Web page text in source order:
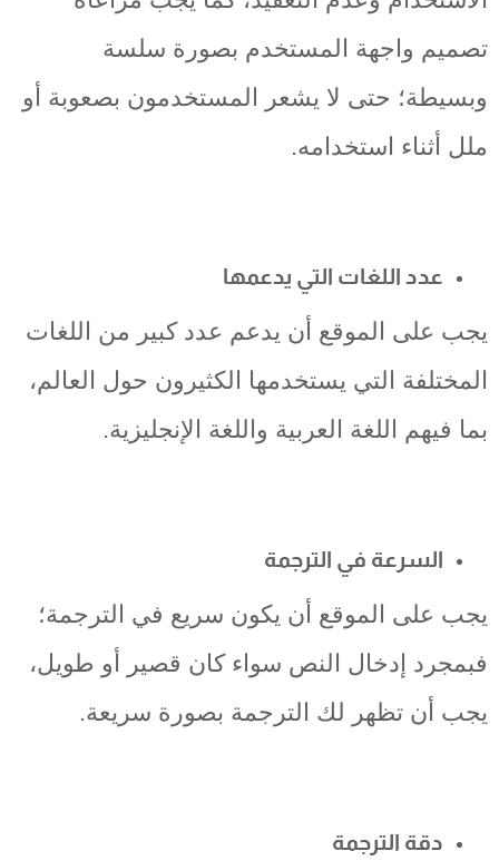
تصميم واجهة المستخدم بصورة سلسة
وبسيطة؛ حتى لا يشعر المستخدمون بصعوبة أو
ملل أثناء استخدامه.
عدد اللغات التي يدعمها
يجب على الموقع أن يدعم عدد كبير من اللغات
المختلفة التي يستخدمها الكثيرون حول العالم،
بما فيهم اللغة العربية واللغة الإنجليزية.
السرعة في الترجمة
يجب على الموقع أن يكون سريع في الترجمة؛
فبمجرد إدخال النص سواء كان قصير أو طويل،
يجب أن تظهر لك الترجمة بصورة سريعة.
دقة الترجمة